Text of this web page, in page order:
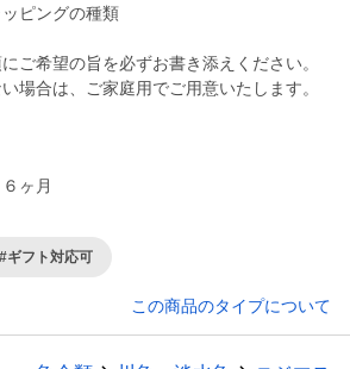
ピングの種類
ご希望の旨を必ずお書き添えください。
ヶ月
#ギフト対応可
この商品のタイプについて